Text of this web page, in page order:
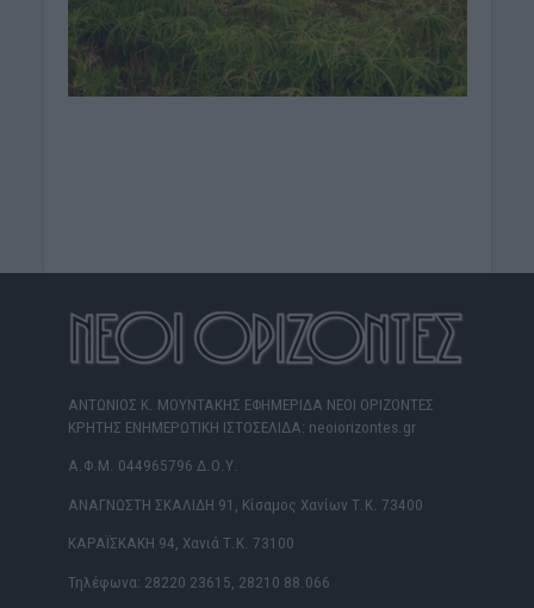
ΑΝΤΩΝΙΟΣ Κ. ΜΟΥΝΤΑΚΗΣ ΕΦΗΜΕΡΙΔΑ ΝΕΟΙ ΟΡΙΖΟΝΤΕΣ
ΚΡΗΤΗΣ ΕΝΗΜΕΡΩΤΙΚΗ ΙΣΤΟΣΕΛΙΔΑ: neoiorizontes.gr
Α.Φ.Μ. 044965796 Δ.Ο.Υ.
ΑΝΑΓΝΩΣΤΗ ΣΚΑΛΙΔΗ 91, Κίσαμος Χανίων Τ.Κ. 73400
ΚΑΡΑΪΣΚΑΚΗ 94, Χανιά Τ.Κ. 73100
Τηλέφωνα: 28220 23615, 28210 88.066